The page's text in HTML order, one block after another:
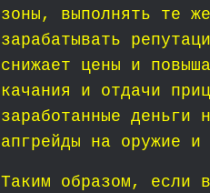
зоны, выполнять те
зарабатывать
снижает цены и
качания и отдачи
заработанные деньги
апгрейды на оружие
Таким образом, если